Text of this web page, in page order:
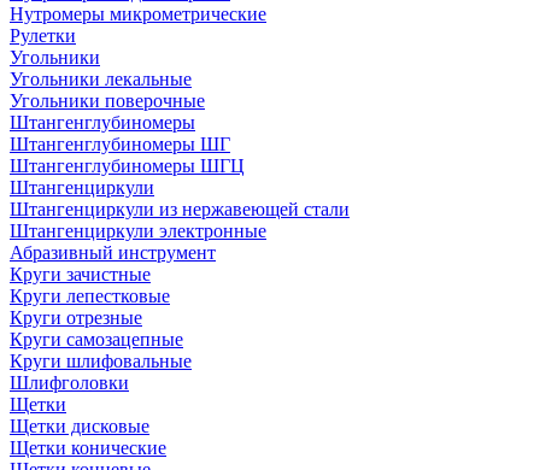
Нутромеры микрометрические
Рулетки
Угольники
Угольники лекальные
Угольники поверочные
Штангенглубиномеры
Штангенглубиномеры ШГ
Штангенглубиномеры ШГЦ
Штангенциркули
Штангенциркули из нержавеющей стали
Штангенциркули электронные
Абразивный инструмент
Круги зачистные
Круги лепестковые
Круги отрезные
Круги самозацепные
Круги шлифовальные
Шлифголовки
Щетки
Щетки дисковые
Щетки конические